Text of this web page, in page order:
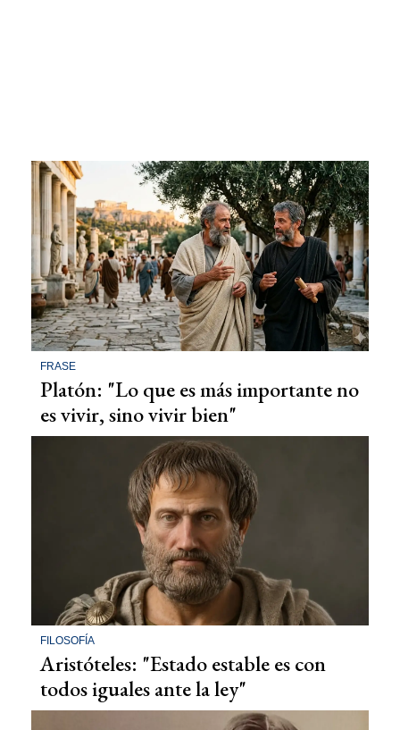
FRASE
Platón: "Lo que es más importante no
es vivir, sino vivir bien"
FILOSOFÍA
Aristóteles: "Estado estable es con
todos iguales ante la ley"